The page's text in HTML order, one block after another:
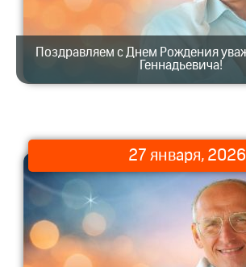
Поздравляем с Днем Рождения
Геннадьевича!
27 января, 2026